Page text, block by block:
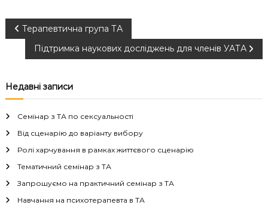
Н
в
і
г
а
ц
Терапевтична група ТА
Підтримка наукових досліджень для членів УАТА
Недавні записи
Семінар з ТА по сексуальності
Від сценарію до варіанту вибору
Ролі харчування в рамках життєвого сценарію
Тематичний семінар з ТА
Запрошуємо на практичний семінар з ТА
Навчання на психотерапевта в ТА